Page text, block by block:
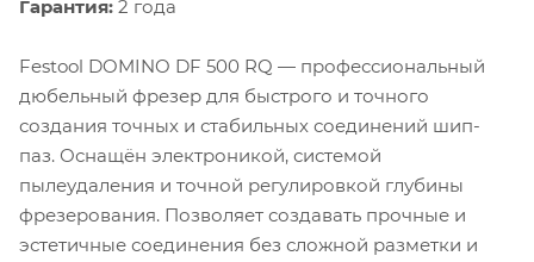
Гарантия: 2 года
Festool DOMINO DF 500 RQ — профессиональный
дюбельный фрезер для быстрого и точного
создания точных и стабильных соединений шип-
паз. Оснащён электроникой, системой
пылеудаления и точной регулировкой глубины
фрезерования. Позволяет создавать прочные и
эстетичные соединения без сложной разметки и